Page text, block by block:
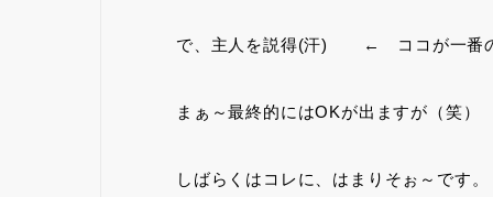
で、主人を説得(汗) ← ココが一番の
まぁ～最終的にはOKが出ますが（笑）
しばらくはコレに、はまりそぉ～です。